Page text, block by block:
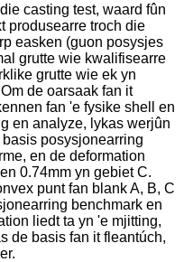
casting test, waard fûn
produsearre troch die
easken (guon posysjes
grutte wie kwalifisearre
grutte wie ek yn
de oarsaak fan it
fan 'e fysike shell en
en analyze, lykas werjûn
posysjonearring
en de deformation
0.74mm yn gebiet C.
punt fan blank A, B, C
benchmark en
liedt ta yn 'e mjitting,
de basis fan it fleantúch,